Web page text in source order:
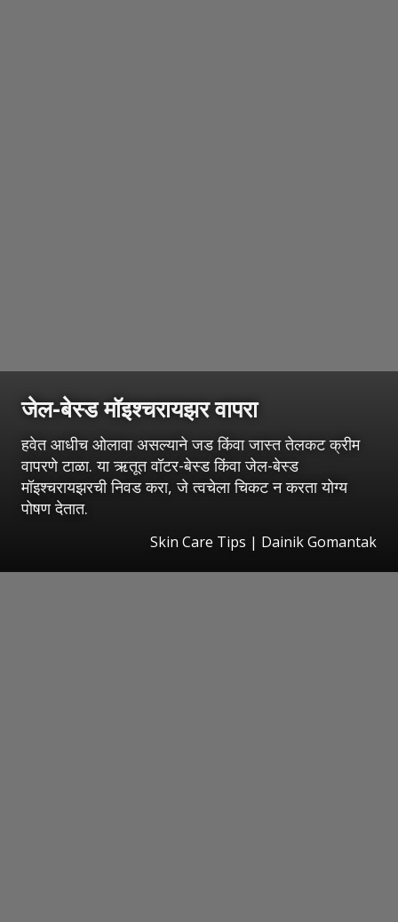
जेल-बेस्ड मॉइश्चरायझर वापरा
हवेत आधीच ओलावा असल्याने जड किंवा जास्त तेलकट क्रीम
वापरणे टाळा. या ऋतूत वॉटर-बेस्ड किंवा जेल-बेस्ड
मॉइश्चरायझरची निवड करा, जे त्वचेला चिकट न करता योग्य
पोषण देतात.
Skin Care Tips | Dainik Gomantak